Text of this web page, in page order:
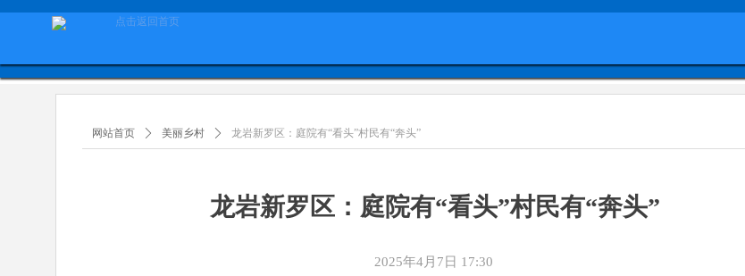
网站首页 ꄲ 美丽乡村 ꄲ 龙岩新罗区：庭院有“看头”村民有“奔头”
龙岩新罗区：庭院有“看头”村民有“奔头”
2025年4月7日 17:30